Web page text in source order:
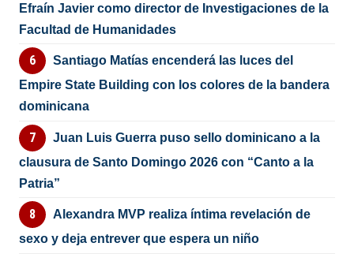
Efraín Javier como director de Investigaciones de la
Facultad de Humanidades
Santiago Matías encenderá las luces del
Empire State Building con los colores de la bandera
dominicana
Juan Luis Guerra puso sello dominicano a la
clausura de Santo Domingo 2026 con “Canto a la
Patria”
Alexandra MVP realiza íntima revelación de
sexo y deja entrever que espera un niño